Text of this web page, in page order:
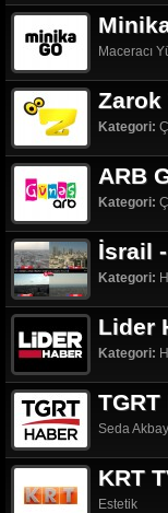
Maceracı
Zarok
Kategori:
ARB
Kategori:
İsrail
Kategori:
Lider
Kategori:
TGRT
Seda
KRT
Estetik